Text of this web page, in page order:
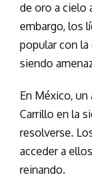
de oro a cielo
embargo, los
popular con
siendo
En México,
Carrillo en la
resolverse.
acceder a
reinando.